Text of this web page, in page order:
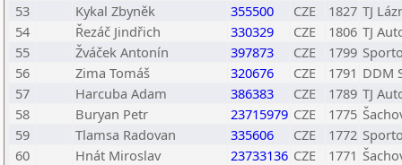
53
Kykal Zbyněk 355500 CZE 1827 TJ
54
Řezáč Jindřich 330329 CZE 1806 TJ
55
Žváček Antonín 397873 CZE 1799
56
Zima Tomáš 320676 CZE 1791 DDM
57
Harcuba Adam 386383 CZE 1789 TJ
58
Buryan Petr 23715979 CZE 1775
59
Tlamsa Radovan 335606 CZE 1772
60
Hnát Miroslav 23733136 CZE 1771